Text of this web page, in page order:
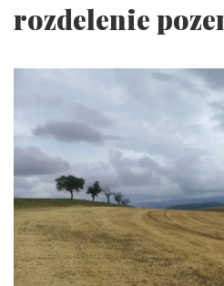
rozdelenie